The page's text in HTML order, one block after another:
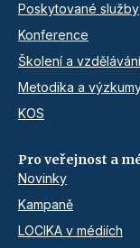
Poskytované služby
Konference
Školení a vzdělávání
Metodika a
KOS
Pro veřejnost a
Novinky
Kampaně
LOCIKA v médiích